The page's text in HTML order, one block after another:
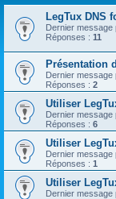
LegTux DNS
Dernier message
Réponses : 11
Présentation
Dernier message
Réponses : 2
Utiliser
Dernier message
Réponses : 6
Utiliser
Dernier message
Réponses : 1
Utiliser
Dernier message